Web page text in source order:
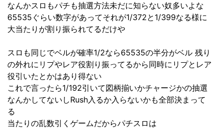
なんかスロもパチも抽選方法未だに知らない奴多いよな
65535ぐらい数字があってそれが1/372と1/399なる様に
大当たりが割り振られてるだけや
スロも同じでベルが確率1/2なら65535の半分がベル 残り
の外れにリプやレア役割り振ってるから同時にリプとレア
役引いたとかはあり得ない
これで言ったら1/192引いて図柄揃いかチャージかの抽選
なんかしてないしRush入るか入らないかも全部決まって
る
当たりの乱数引くゲームだからパチスロは